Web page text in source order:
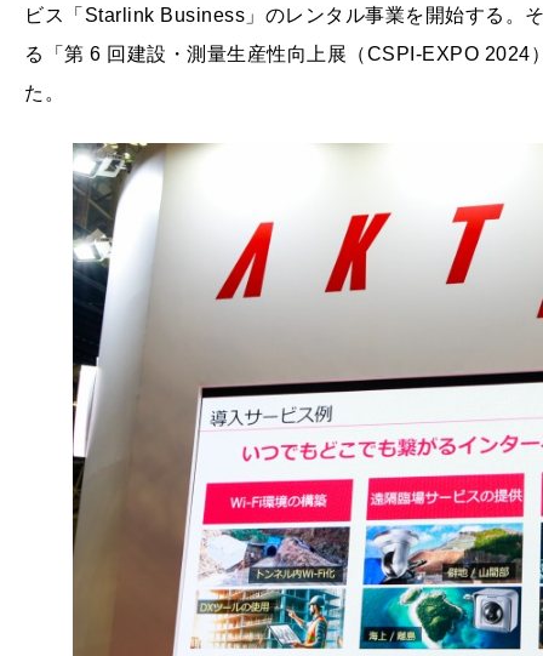
ビス「Starlink Business」のレンタル事業を開始する。
る「第 6 回建設・測量生産性向上展（CSPI-EXPO
た。